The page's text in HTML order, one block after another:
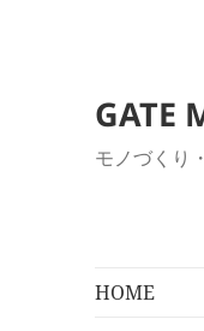
GATE
モノづくり
HOME